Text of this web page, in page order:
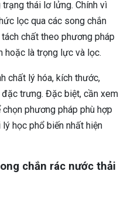
thái lơ lửng. Chính vì
lọc qua các song chắn
chất theo phương pháp
hoặc là trọng lực và lọc.
chất lý hóa, kích thước,
trưng. Đặc biệt, cần xem
phương pháp phù hợp
học phổ biến nhất hiện
chắn rác nước thải